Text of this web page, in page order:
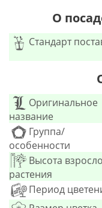
О
Стандарт
Оригинальное
название
Группа/
особенности
Высота
растения
Период